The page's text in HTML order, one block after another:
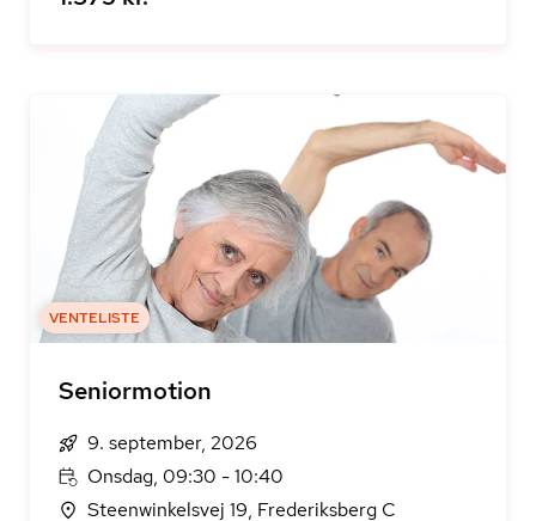
VENTELISTE
Seniormotion
9. september, 2026
Onsdag, 09:30 - 10:40
Steenwinkelsvej 19, Frederiksberg C